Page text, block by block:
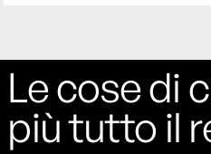
Le cose di
più tutto il